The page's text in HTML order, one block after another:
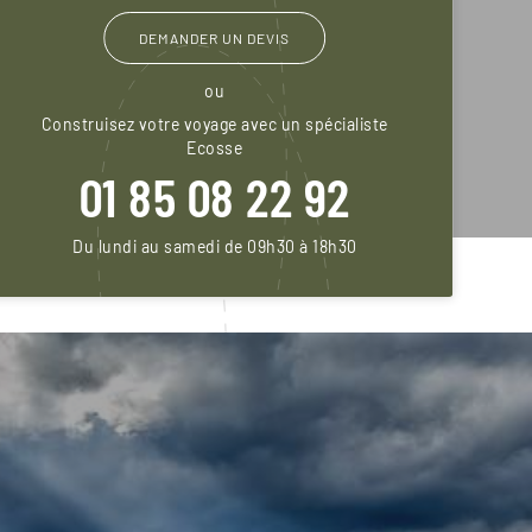
DEMANDER UN DEVIS
ou
Construisez votre voyage avec un spécialiste
Ecosse
01 85 08 22 92
Du lundi au samedi de 09h30 à 18h30